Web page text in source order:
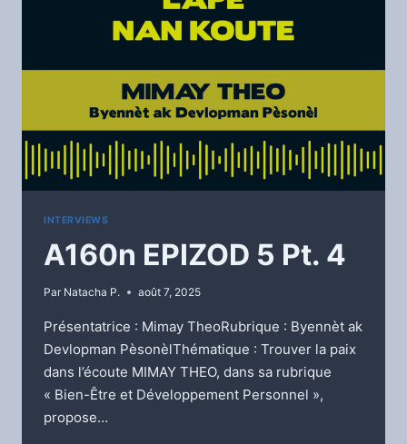
INTERVIEWS
A160n EPIZOD 5 Pt. 4
Par Natacha P. août 7, 2025
Présentatrice : Mimay TheoRubrique : Byennèt ak
Devlopman PèsonèlThématique : Trouver la paix
dans l’écoute MIMAY THEO, dans sa rubrique
« Bien-Être et Développement Personnel »,
propose…